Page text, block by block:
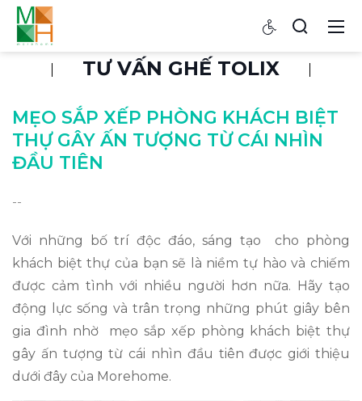
TƯ VẤN GHẾ TOLIX
MẸO SẮP XẾP PHÒNG KHÁCH BIỆT
THỰ GÂY ẤN TƯỢNG TỪ CÁI NHÌN
ĐẦU TIÊN
--
Với những bố trí độc đáo, sáng tạo cho phòng
khách biệt thự của bạn sẽ là niềm tự hào và chiếm
được cảm tình với nhiều người hơn nữa. Hãy tạo
động lực sống và trân trọng những phút giây bên
gia đình nhờ mẹo sắp xếp phòng khách biệt thự
gây ấn tượng từ cái nhìn đầu tiên được giới thiệu
dưới đây của Morehome.